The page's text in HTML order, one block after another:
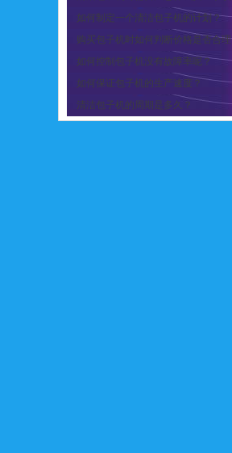
如何制定一个清洁包子机的计划？
购买包子机时如何判断价格是否合理
如何控制包子机没有故障率呢？
如何保证包子机的生产速度？
清洁包子机的周期是多久？